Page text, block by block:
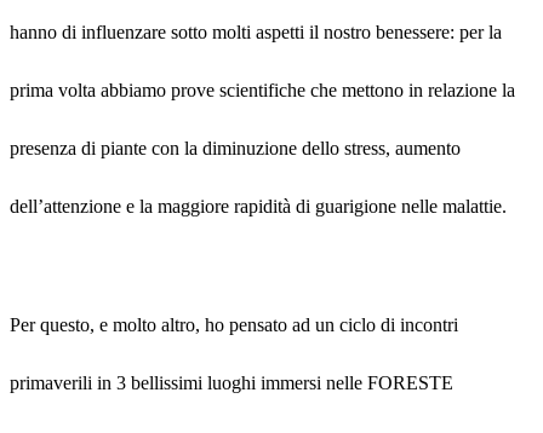
hanno di influenzare sotto molti aspetti il nostro benessere: per la
prima volta abbiamo prove scientifiche che mettono in relazione la
presenza di piante con la diminuzione dello stress, aumento
dell’attenzione e la maggiore rapidità di guarigione nelle malattie.
Per questo, e molto altro, ho pensato ad un ciclo di incontri
primaverili in 3 bellissimi luoghi immersi nelle FORESTE